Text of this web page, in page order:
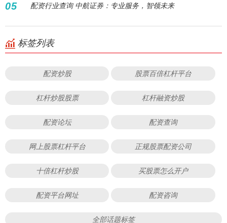
05 配资行业查询 中航证券：专业服务，智领未来
标签列表
配资炒股 股票百倍杠杆平台
杠杆炒股股票 杠杆融资炒股
配资论坛 配资查询
网上股票杠杆平台 正规股票配资公司
十倍杠杆炒股 买股票怎么开户
配资平台网址 配资咨询
全部话题标签